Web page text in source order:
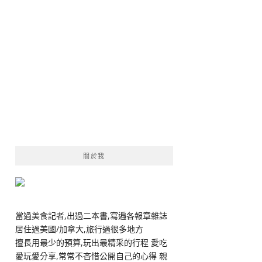
關於我
當過美食記者,出過二本書,寫遍各報章雜誌
居住過美國/加拿大,旅行過很多地方
擅長用最少的預算,玩出最精采的行程 愛吃
愛玩愛分享,常常不吝惜公開自己的心得 親